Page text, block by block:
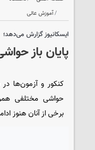
آموزش عالی
ایسکانیوز گزارش می‌دهد؛
پایان باز حواشی کنکور ۱۴۰۲/ داوطلبان
حواشی مختلفی
برخی از آنان هنوز